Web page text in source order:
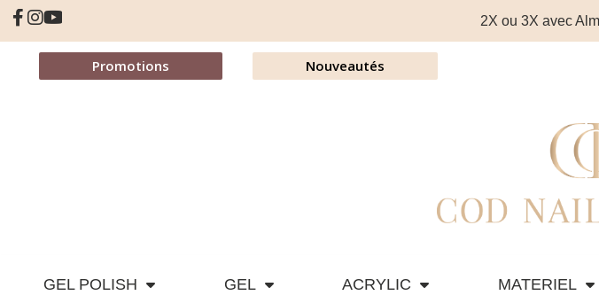
2X ou 3X avec
Promotions Nouveautés
GEL POLISH GEL ACRYLIC MATERIEL